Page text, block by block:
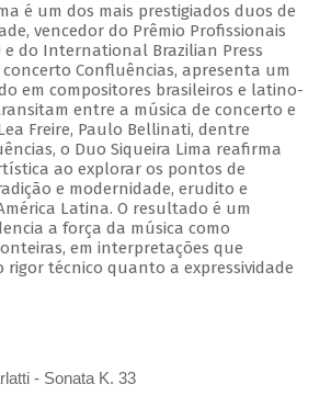
é um dos mais prestigiados duos de
vencedor do Prêmio Profissionais
e do International Brazilian Press
concerto Confluências, apresenta um
em compositores brasileiros e latino-
entre a música de concerto e
Freire, Paulo Bellinati, dentre
o Duo Siqueira Lima reafirma
ao explorar os pontos de
e modernidade, erudito e
Latina. O resultado é um
a força da música como
em interpretações que
técnico quanto a expressividade
- Sonata K. 33